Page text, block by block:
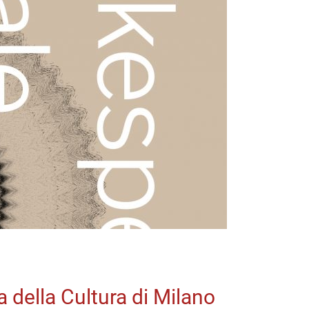
della Cultura di Milano